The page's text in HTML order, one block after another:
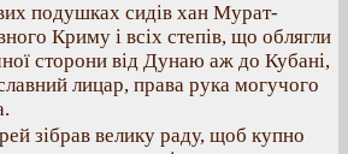
подушках сидів хан Мурат-
Криму і всіх степів, що облягли
сторони від Дунаю аж до Кубані,
лицар, права рука могучого
зібрав велику раду, щоб купно